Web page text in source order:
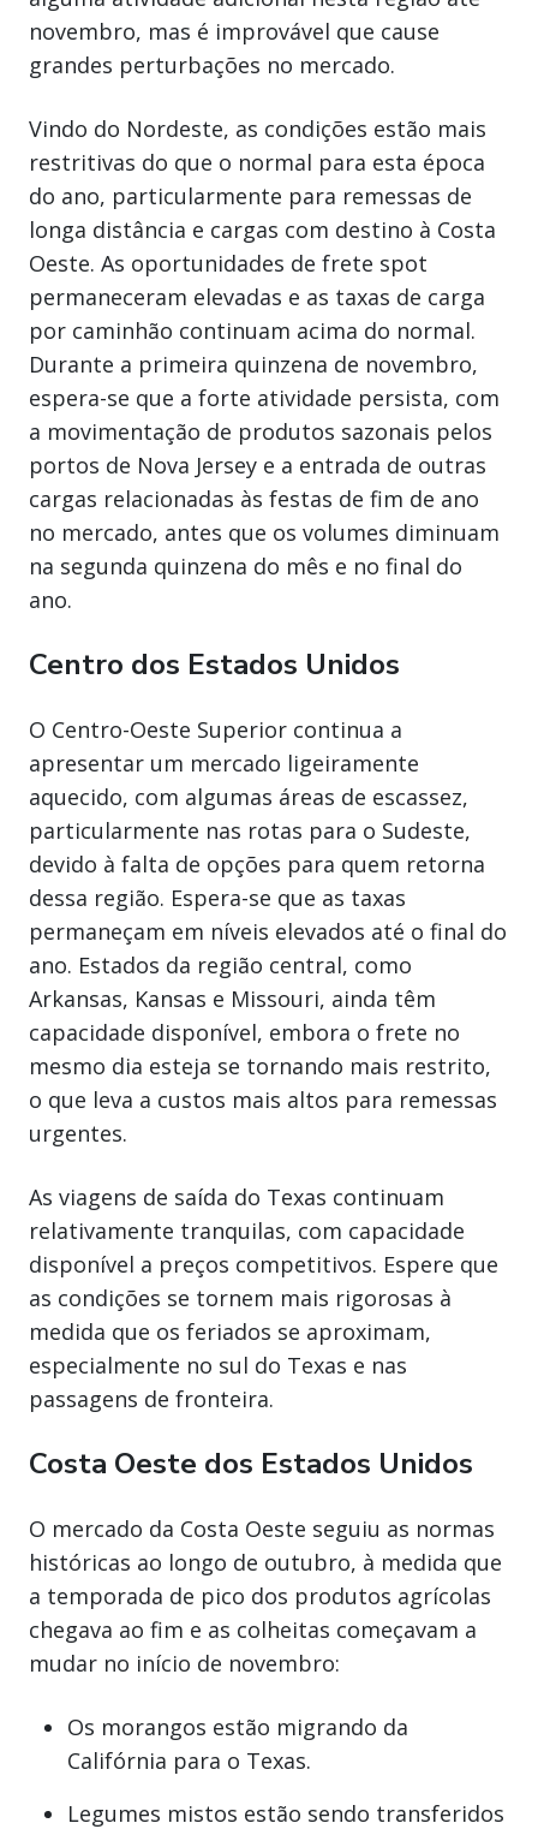
novembro, mas é improvável que cause
grandes perturbações no mercado.
Vindo do Nordeste, as condições estão mais
restritivas do que o normal para esta época
do ano, particularmente para remessas de
longa distância e cargas com destino à Costa
Oeste. As oportunidades de frete spot
permaneceram elevadas e as taxas de carga
por caminhão continuam acima do normal.
Durante a primeira quinzena de novembro,
espera-se que a forte atividade persista, com
a movimentação de produtos sazonais pelos
portos de Nova Jersey e a entrada de outras
cargas relacionadas às festas de fim de ano
no mercado, antes que os volumes diminuam
na segunda quinzena do mês e no final do
ano.
Centro dos Estados Unidos
O Centro-Oeste Superior continua a
apresentar um mercado ligeiramente
aquecido, com algumas áreas de escassez,
particularmente nas rotas para o Sudeste,
devido à falta de opções para quem retorna
dessa região. Espera-se que as taxas
permaneçam em níveis elevados até o final do
ano. Estados da região central, como
Arkansas, Kansas e Missouri, ainda têm
capacidade disponível, embora o frete no
mesmo dia esteja se tornando mais restrito,
o que leva a custos mais altos para remessas
urgentes.
As viagens de saída do Texas continuam
relativamente tranquilas, com capacidade
disponível a preços competitivos. Espere que
as condições se tornem mais rigorosas à
medida que os feriados se aproximam,
especialmente no sul do Texas e nas
passagens de fronteira.
Costa Oeste dos Estados Unidos
O mercado da Costa Oeste seguiu as normas
históricas ao longo de outubro, à medida que
a temporada de pico dos produtos agrícolas
chegava ao fim e as colheitas começavam a
mudar no início de novembro:
Os morangos estão migrando da
Califórnia para o Texas.
Legumes mistos estão sendo transferidos